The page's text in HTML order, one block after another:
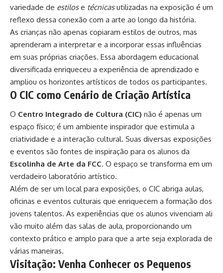
variedade de estilose técnicasutilizadas na exposição é um
reflexo dessa conexão com a arte ao longo da história.
As crianças não apenas copiaram estilos de outros, mas
aprenderam a interpretar e a incorporar essas influências
em suas próprias criações. Essa abordagem educacional
diversificada enriqueceu a experiência de aprendizado e
ampliou os horizontes artísticos de todos os participantes.
O CIC como Cenário de Criação Artística
O Centro Integrado de Cultura (CIC) não é apenas um
espaço físico; é um ambiente inspirador que estimula a
criatividade e a interação cultural. Suas diversas exposições
e eventos são fontes de inspiração para os alunos da
Escolinha de Arte da FCC. O espaço se transforma em um
verdadeiro laboratório artístico.
Além de ser um local para exposições, o CIC abriga aulas,
oficinas e eventos culturais que enriquecem a formação dos
jovens talentos. As experiências que os alunos vivenciam ali
vão muito além das salas de aula, proporcionando um
contexto prático e amplo para que a arte seja explorada de
várias maneiras.
Visitação: Venha Conhecer os Pequenos